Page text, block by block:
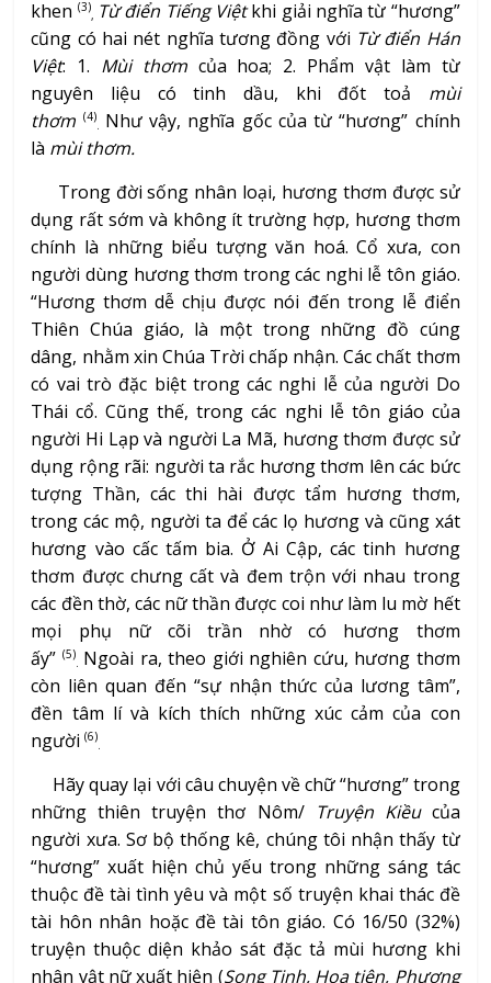
khen (3)
, Từ điển Tiếng Việtkhi giải nghĩa từ “hương”
cũng có hai nét nghĩa tương đồng với Từ điển Hán
Việt: 1. Mùi thơmcủa hoa; 2. Phẩm vật làm từ
nguyên liệu có tinh dầu, khi đốt toả mùi
thơm (4)
. Như vậy, nghĩa gốc của từ “hương” chính
là mùi thơm.
Trong đời sống nhân loại, hương thơm được sử
dụng rất sớm và không ít trường hợp, hương thơm
chính là những biểu tượng văn hoá. Cổ xưa, con
người dùng hương thơm trong các nghi lễ tôn giáo.
“Hương thơm dễ chịu được nói đến trong lễ điển
Thiên Chúa giáo, là một trong những đồ cúng
dâng, nhằm xin Chúa Trời chấp nhận. Các chất thơm
có vai trò đặc biệt trong các nghi lễ của người Do
Thái cổ. Cũng thế, trong các nghi lễ tôn giáo của
người Hi Lạp và người La Mã, hương thơm được sử
dụng rộng rãi: người ta rắc hương thơm lên các bức
tượng Thần, các thi hài được tẩm hương thơm,
trong các mộ, người ta để các lọ hương và cũng xát
hương vào cấc tấm bia. Ở Ai Cập, các tinh hương
thơm được chưng cất và đem trộn với nhau trong
các đền thờ, các nữ thần được coi như làm lu mờ hết
mọi phụ nữ cõi trần nhờ có hương thơm
ấy” (5)
. Ngoài ra, theo giới nghiên cứu, hương thơm
còn liên quan đến “sự nhận thức của lương tâm”,
đền tâm lí và kích thích những xúc cảm của con
người(6)
.
Hãy quay lại với câu chuyện về chữ “hương” trong
những thiên truyện thơ Nôm/ Truyện Kiềucủa
người xưa. Sơ bộ thống kê, chúng tôi nhận thấy từ
“hương” xuất hiện chủ yếu trong những sáng tác
thuộc đề tài tình yêu và một số truyện khai thác đề
tài hôn nhân hoặc đề tài tôn giáo. Có 16/50 (32%)
truyện thuộc diện khảo sát đặc tả mùi hương khi
nhân vật nữ xuất hiện (Song Tinh, Hoa tiên, Phương